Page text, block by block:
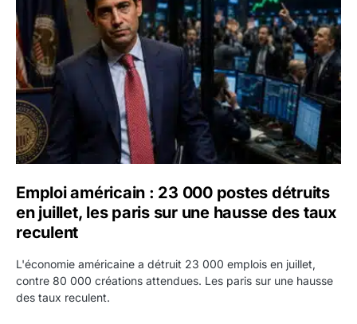
Emploi américain : 23 000 postes détruits
en juillet, les paris sur une hausse des taux
reculent
L'économie américaine a détruit 23 000 emplois en juillet,
contre 80 000 créations attendues. Les paris sur une hausse
des taux reculent.